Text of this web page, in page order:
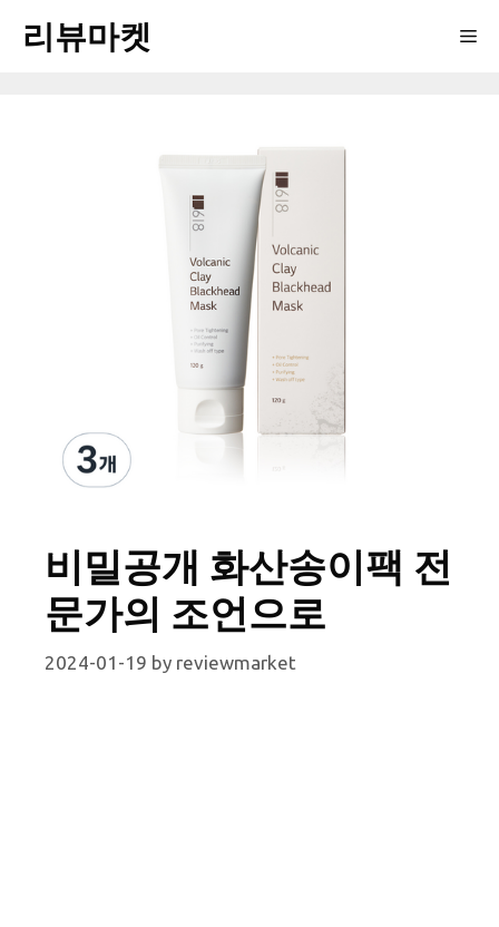
리뷰마켓
비밀공개 화산송이팩 전
문가의 조언으로
2024-01-19 by reviewmarket